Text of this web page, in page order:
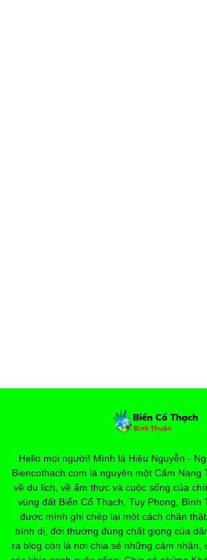
Hello mọi người! Mình là Hiệu Nguyễn -
Biencothach.com là nguyên một Cẩm Nang
về du lịch, về ẩm thực và cuộc sống của
vùng đất Biển Cổ Thạch, Tuy Phong, Bình
được mình ghi chép lại một cách chân
bình dị, đời thường đúng chất giọng của
ra blog còn là nơi chia sẻ những cảm nhận,